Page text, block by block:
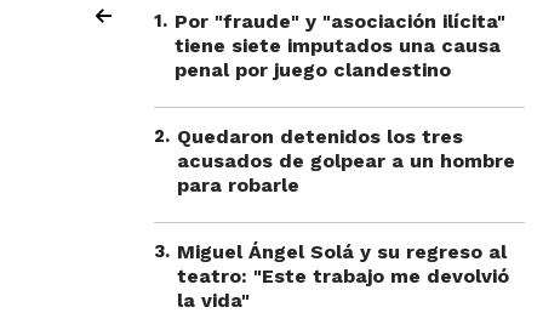
1. Por "fraude" y "asociación ilícita"
tiene siete imputados una causa
penal por juego clandestino
2. Quedaron detenidos los tres
acusados de golpear a un hombre
para robarle
3. Miguel Ángel Solá y su regreso al
teatro: "Este trabajo me devolvió
la vida"